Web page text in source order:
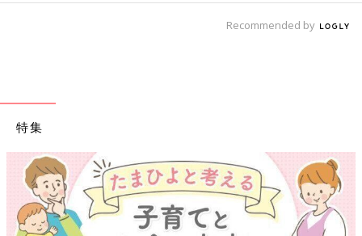
Recommended by
特集